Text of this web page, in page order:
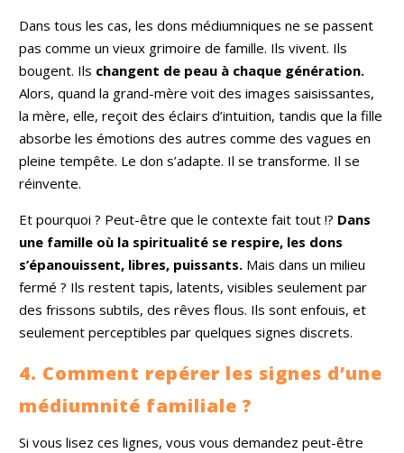
Dans tous les cas, les dons médiumniques ne se passent
pas comme un vieux grimoire de famille. Ils vivent. Ils
bougent. Ils changent de peau à chaque génération.
Alors, quand la grand-mère voit des images saisissantes,
la mère, elle, reçoit des éclairs d’intuition, tandis que la fille
absorbe les émotions des autres comme des vagues en
pleine tempête. Le don s’adapte. Il se transforme. Il se
réinvente.
Et pourquoi ? Peut-être que le contexte fait tout !? Dans
une famille où la spiritualité se respire, les dons
s’épanouissent, libres, puissants. Mais dans un milieu
fermé ? Ils restent tapis, latents, visibles seulement par
des frissons subtils, des rêves flous. Ils sont enfouis, et
seulement perceptibles par quelques signes discrets.
4. Comment repérer les signes d’une
médiumnité familiale ?
Si vous lisez ces lignes, vous vous demandez peut-être